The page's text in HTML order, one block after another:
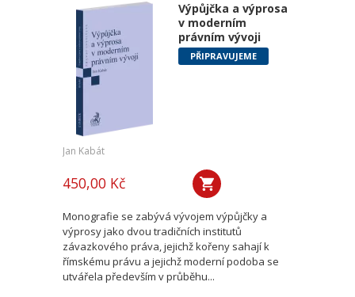
Výpůjčka a výprosa
v moderním
právním vývoji
PŘIPRAVUJEME
Jan Kabát
450,00 Kč
Monografie se zabývá vývojem výpůjčky a
výprosy jako dvou tradičních institutů
závazkového práva, jejichž kořeny sahají k
římskému právu a jejichž moderní podoba se
utvářela především v průběhu...